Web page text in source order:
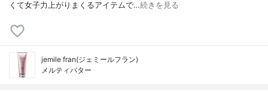
くて女子力上がりまくるアイテムで…続きを見る
jemile fran(ジェミールフラン)
メルティバター